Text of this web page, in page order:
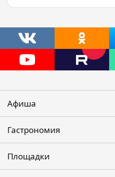
Афиша
Гастрономия
Площадки